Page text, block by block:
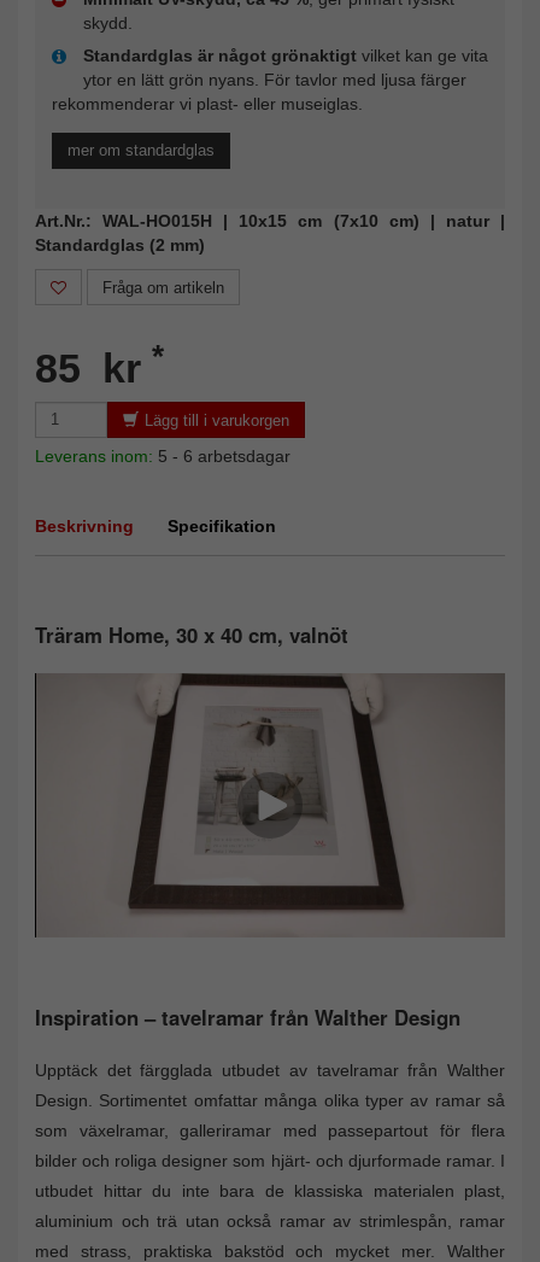
skydd.
Standardglas är något grönaktigt vilket kan ge vita
ytor en lätt grön nyans. För tavlor med ljusa färger
rekommenderar vi plast- eller museiglas.
mer om standardglas
Art.Nr.: WAL-HO015H | 10x15 cm (7x10 cm) | natur |
Standardglas (2 mm)
Fråga om artikeln
85 kr *
Lägg till i varukorgen
Leverans inom: 5 - 6 arbetsdagar
Beskrivning Specifikation
Träram Home, 30 x 40 cm, valnöt
Inspiration – tavelramar från Walther Design
Upptäck det färgglada utbudet av tavelramar från Walther
Design. Sortimentet omfattar många olika typer av ramar så
som växelramar, galleriramar med passepartout för flera
bilder och roliga designer som hjärt- och djurformade ramar. I
utbudet hittar du inte bara de klassiska materialen plast,
aluminium och trä utan också ramar av strimlespån, ramar
med strass, praktiska bakstöd och mycket mer. Walther